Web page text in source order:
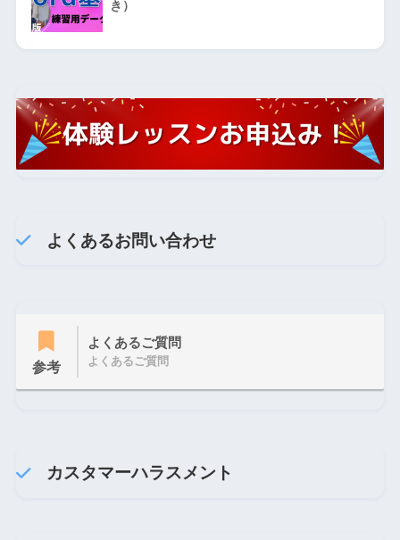
き）
よくあるお問い合わせ
参考
よくあるご質問
よくあるご質問
カスタマーハラスメント